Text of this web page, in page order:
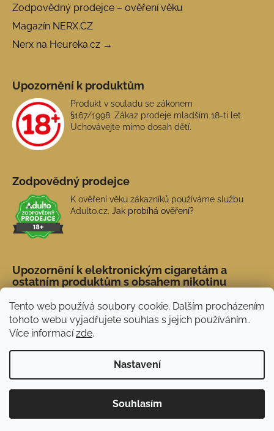
Tento web používá soubory cookie. Dalším procházením
tohoto webu vyjadřujete souhlas s jejich používáním..
Více informacízde.
Nastavení
Souhlasím
Novinka: Akční doprava s PPL od 45 Kč. Při
nákupu nad 1 500 Kč doprava ZDARMA.
Zodpovědný prodejce – ověření věku
Magazín NERX.CZ
Nerx na Heureka.cz →
Upozornění k produktům
Produkt v souladu se zákonem
§167/1998. Zákaz prodeje mladším 18-ti let.
Uchovávejte mimo dosah dětí.
Zodpovědný prodejce
K ověření věku zákazníků používáme službu
Adulto.cz. Jak probíhá ověření?
Upozornění k elektronickým cigaretám a
ostatním produktům s obsahem nikotinu
Vytvořil Shoptet
NERX.CZ. Všechna práva vyhrazena.